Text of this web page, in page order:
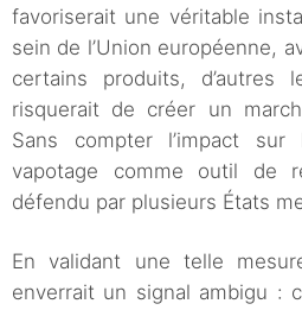
favoriserait une véritable
sein de l’Union européenne,
certains produits, d’autres
risquerait de créer un
Sans compter l’impact sur
vapotage comme outil de
défendu par plusieurs États
En validant une telle
enverrait un signal ambigu :